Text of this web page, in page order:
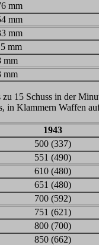
mm
mm
mm
mm
mm
mm
15 Schuss in der
Klammern Waffen
1943
500 (337)
551 (490)
610 (480)
651 (480)
700 (592)
751 (621)
800 (700)
850 (662)